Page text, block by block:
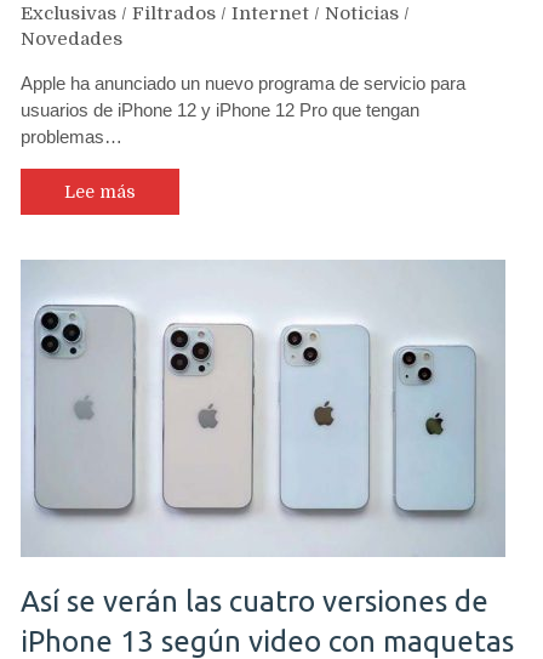
Exclusivas / Filtrados / Internet / Noticias /
Novedades
Apple ha anunciado un nuevo programa de servicio para
usuarios de iPhone 12 y iPhone 12 Pro que tengan
problemas…
Lee más
Así se verán las cuatro versiones de
iPhone 13 según video con maquetas